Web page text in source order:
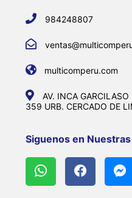
984248807
multicomperu.com
AV. INCA
359 URB. CERCADO DE
Siguenos en